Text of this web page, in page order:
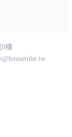
8樓